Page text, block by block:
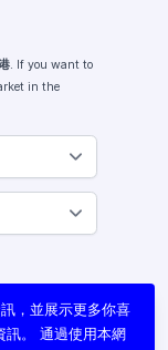
. If you want to
in the
，並展示更多你喜
訊。 通過使用本網